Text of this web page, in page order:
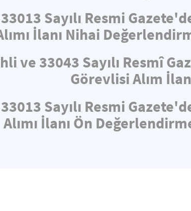
Sayılı Resmi
İlanı Nihai
ve 33043 Sayılı Resmî
Görevlisi Alım
Sayılı Resmi
Alımı İlanı Ön